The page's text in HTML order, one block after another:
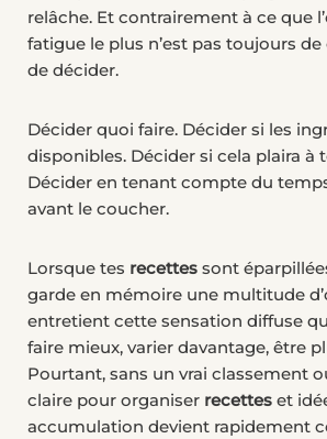
relâche. Et contrairement à ce que
fatigue le plus n’est pas toujours
de décider.
Décider quoi faire. Décider si les
disponibles. Décider si cela plaira à
Décider en tenant compte du
avant le coucher.
Lorsque tes recettes sont
garde en mémoire une multitude
entretient cette sensation diffuse
faire mieux, varier davantage, être
Pourtant, sans un vrai classement
claire pour organiser recettes et
accumulation devient rapidement